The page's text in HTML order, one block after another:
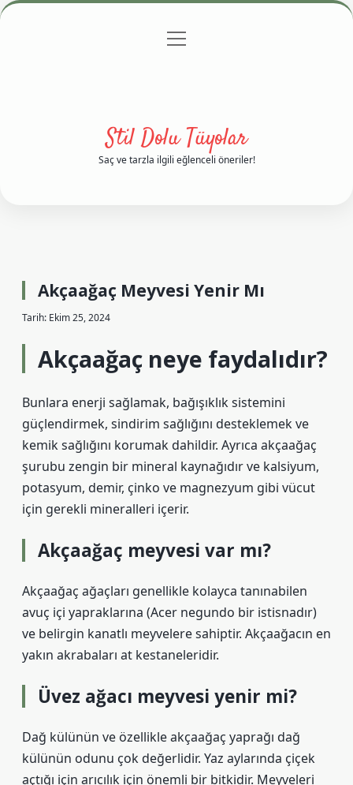
Gizlilik Politikası
menüyü
Stil Dolu Tüyolar
Saç ve tarzla ilgili eğlenceli öneriler!
Akçaağaç Meyvesi Yenir Mı
Tarih: Ekim 25, 2024
Akçaağaç neye faydalıdır?
Bunlara enerji sağlamak, bağışıklık sistemini
güçlendirmek, sindirim sağlığını desteklemek ve
kemik sağlığını korumak dahildir. Ayrıca akçaağaç
şurubu zengin bir mineral kaynağıdır ve kalsiyum,
potasyum, demir, çinko ve magnezyum gibi vücut
için gerekli mineralleri içerir.
Akçaağaç meyvesi var mı?
Akçaağaç ağaçları genellikle kolayca tanınabilen
avuç içi yapraklarına (Acer negundo bir istisnadır)
ve belirgin kanatlı meyvelere sahiptir. Akçaağacın en
yakın akrabaları at kestaneleridir.
Üvez ağacı meyvesi yenir mi?
Dağ külünün ve özellikle akçaağaç yaprağı dağ
külünün odunu çok değerlidir. Yaz aylarında çiçek
açtığı için arıcılık için önemli bir bitkidir. Meyveleri